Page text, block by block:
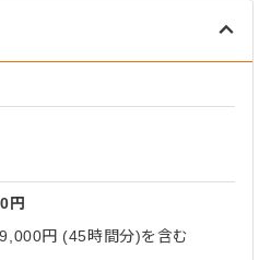
円
円 (45時間分)を含む